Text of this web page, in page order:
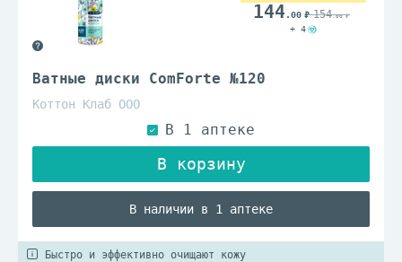
Ватные диски ComForte №120
Коттон Клаб ООО
В наличии в 1 аптеке
144.00 154.00
+ 4
Быстро и эффективно очищают кожу